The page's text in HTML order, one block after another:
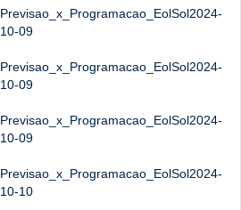
Previsao_x_Programacao_EolSol2024-
10-09
Previsao_x_Programacao_EolSol2024-
10-09
Previsao_x_Programacao_EolSol2024-
10-09
Previsao_x_Programacao_EolSol2024-
10-10